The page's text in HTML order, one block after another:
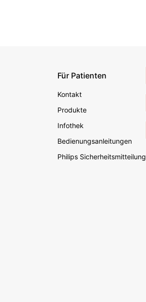
Für Patienten
Kontakt
Produkte
Infothek
Bedienungsanleitungen
Philips Sicherheitsmitteilung